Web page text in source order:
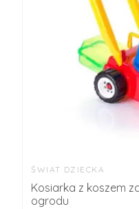
ŚWIAT DZIECKA
Kosiarka z koszem
ogrodu